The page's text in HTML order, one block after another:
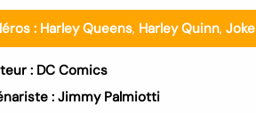
: Harley Queens, Harley Quinn,
: DC Comics
: Jimmy Palmiotti